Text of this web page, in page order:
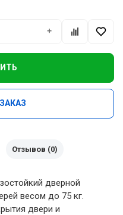
+
Отзывов (0)
дверной
весом до 75 кг.
двери и